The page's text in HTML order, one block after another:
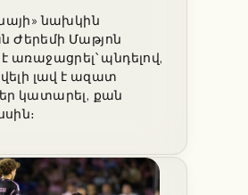
նախկին
Մաթյոն
առաջացրել՝ պնդելով,
լավ է ազատ
կատարել, քան